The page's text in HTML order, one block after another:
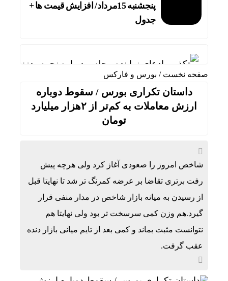
پنجشنبه 15مرداد/ افزایش قیمت ها +
جدول
تکذیب ادعای نماینده مجلس درباره نحوه ردزنی
قیمت طلا، دلار و سکه امروز پنجشنبه 15مرداد/ افزایش قیمت ها + جدول
یزد، امسال میزبان دومین همایش بین‌المللی
پرواز موفقیت‌آمیز هواپیمای مسافربری چین در
ورود موج تازه گرما به کشور
توقیف 86خودروی لوکس، 187 قطعه زمین و 86 آپارتمان تراستی‌ها
پرونده 3100 قتل به صلح و سازش ختم شد
صفحه نخست / بورس و فارکس
داستان تکراری بورس / سقوط دوباره
ارزش معاملات به کم‌تر از ۲هزار میلیارد
تومان
شاخص امروز را صعودی آغاز کرد ولی هرچه پیش
رفت برتری تقاضا بر عرضه کمرنگ تر شد تا نهایتا قبل
از رسیدن به میانه بازار شاخص در مدار منفی قرار
گیرد.هم وزن کمی سرسخت تر بود ولی نهایتا هم
نتوانست مثبت بماند و کمی بعد از تایم میانی بازار دنده
عقب گرفت.